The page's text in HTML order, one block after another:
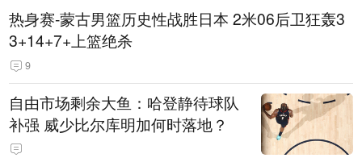
热身赛-蒙古男篮历史性战胜日本 2米06后卫狂轰3
3+14+7+上篮绝杀
9
自由市场剩余大鱼：哈登静待球队
补强 威少比尔库明加何时落地？